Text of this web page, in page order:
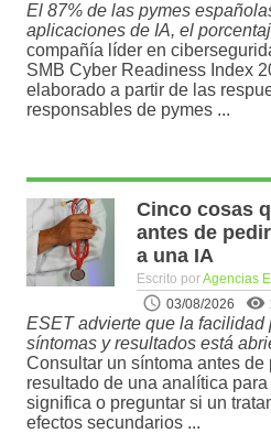
El 87% de las pymes
aplicaciones de IA, el
compañía líder en
SMB Cyber Readiness Index
elaborado a partir de las
responsables de pymes ...
Cinco cosas
antes de
a una IA
Escrito porAgencias
03/08/2026
ESET advierte que la facilidad
síntomas y resultados está
Consultar un síntoma antes de
resultado de una analítica
significa o preguntar si un
efectos secundarios ...